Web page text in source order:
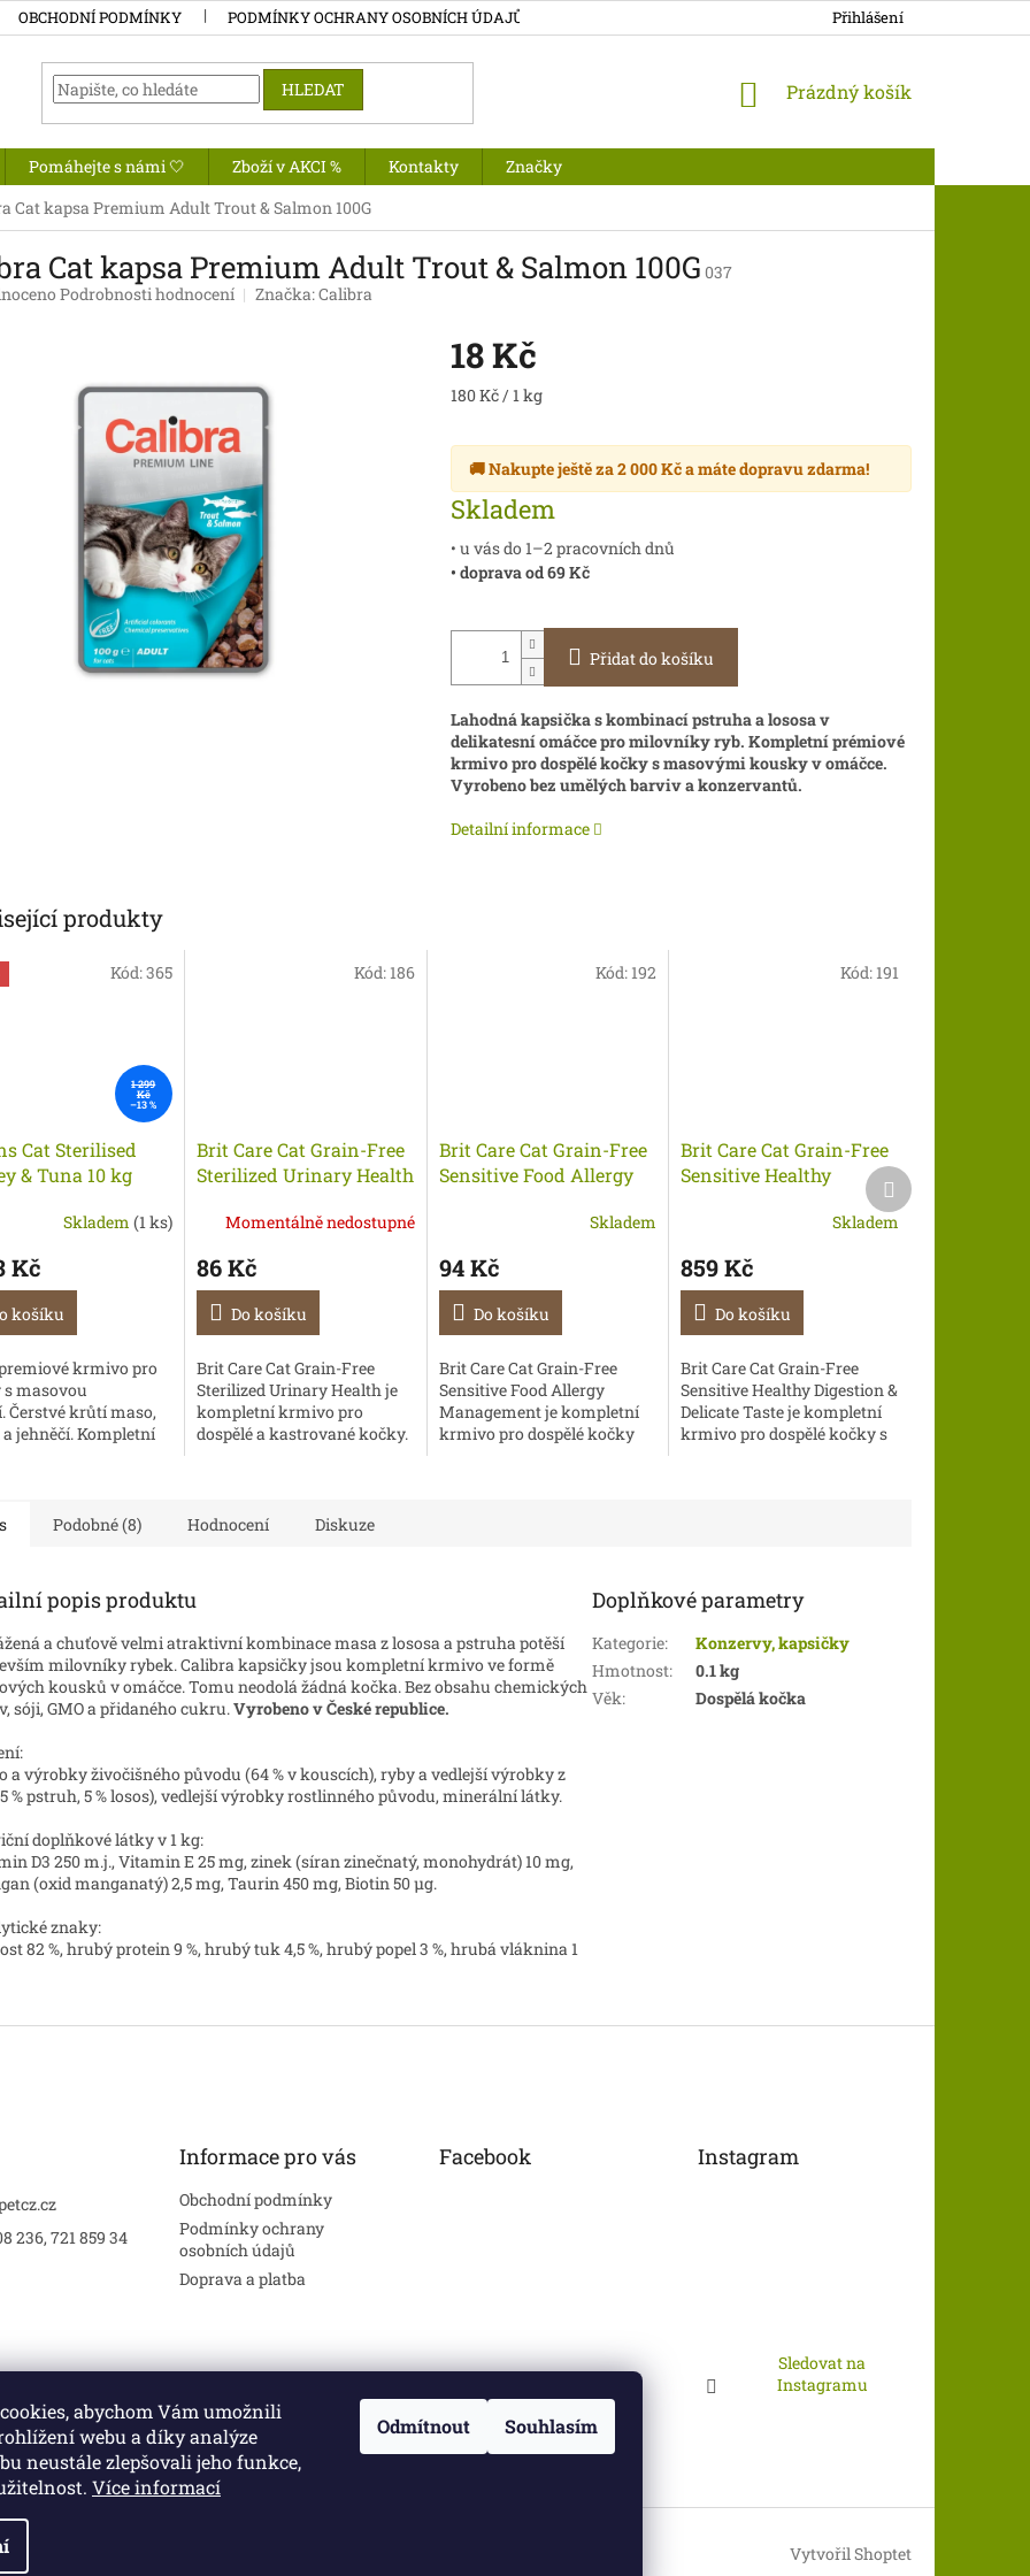
abychom Vám umožnili
webu a díky analýze
neustále zlepšovali jeho funkce,
Více informací
Odmítnout Souhlasím
OBCHODNÍ PODMÍNKY PODMÍNKY OCHRANY OSOBNÍCH ÚDAJŮ Přihlášení
HLEDAT
NÁKUPNÍ
Prázdný košík
Pomáhejte s námi 🤍 Zboží v AKCI % Kontakty
Značky
Cat kapsa Premium Adult Trout & Salmon 100G
Cat kapsa Premium Adult Trout & Salmon 100G 037
Podrobnosti hodnocení Značka:Calibra
18 Kč
Měrná
180 Kč / 1 kg
🚚 Nakupte ještě za2 000 Kča mátedopravu zdarma!
Skladem
• u vás do 1–2 pracovních dnů
• doprava od 69 Kč
Přidat do košíku
Lahodná kapsička s kombinací pstruha a lososa v
delikatesní omáčce pro milovníky ryb. Kompletní prémiové
krmivo pro dospělé kočky s masovými kousky v omáčce.
Vyrobeno bez umělých barviv a konzervantů.
Detailní informace
produkty
1 299
Kč
–13 %
Cat Sterilised
& Tuna 10 kg
Skladem (1 ks)
Kč
košíku
krmivo pro
masovou
Čerstvé krůtí maso,
jehněčí. Kompletní
Kód:365
Brit Care Cat Grain-Free
Sterilized Urinary Health
Momentálně nedostupné
86 Kč
Do košíku
Brit Care Cat Grain-Free
Sterilized Urinary Health je
kompletní krmivo pro
dospělé a kastrované kočky.
Kód: 186
Brit Care Cat Grain-Free
Sensitive Food Allergy
Skladem
94 Kč
Do košíku
Brit Care Cat Grain-Free
Sensitive Food Allergy
Management je kompletní
krmivo pro dospělé kočky
Kód: 192
Brit Care Cat Grain-Free
Sensitive Healthy
Skladem
859 Kč
Do košíku
Brit Care Cat Grain-Free
Sensitive Healthy Digestion &
Delicate Taste je kompletní
krmivo pro dospělé kočky s
Kód: 191
Další
produkt
Podobné (8) Hodnocení Diskuze
popis produktu
a chuťově velmi atraktivníkombinace masa z lososa a pstruha potěší
milovníky rybek. Calibra kapsičky jsou kompletní krmivo ve formě
kousků v omáčce. Tomu neodolá žádná kočka. Bez obsahu chemických
sóji, GMO a přidaného cukru. Vyrobeno v České republice.
a výrobky živočišného původu (64 % v kouscích), ryby a vedlejší výrobky z
% pstruh, 5 % losos), vedlejší výrobky rostlinného původu, minerální látky.
doplňkové látky v 1 kg:
D3 250 m.j., Vitamin E 25 mg, zinek (síran zinečnatý, monohydrát) 10 mg,
(oxid manganatý) 2,5 mg, Taurin 450 mg, Biotin 50 µg.
znaky:
82 %, hrubý protein 9 %, hrubý tuk 4,5 %, hrubý popel 3 %, hrubá vláknina 1
Doplňkové parametry
Kategorie:
Konzervy, kapsičky
Hmotnost:
0.1 kg
Věk: Dospělá kočka
236, 721 859 34
Informace pro vás
Obchodní podmínky
Podmínky ochrany
osobních údajů
Doprava a platba
Facebook Instagram
Sledovat na
Instagramu
Vytvořil Shoptet